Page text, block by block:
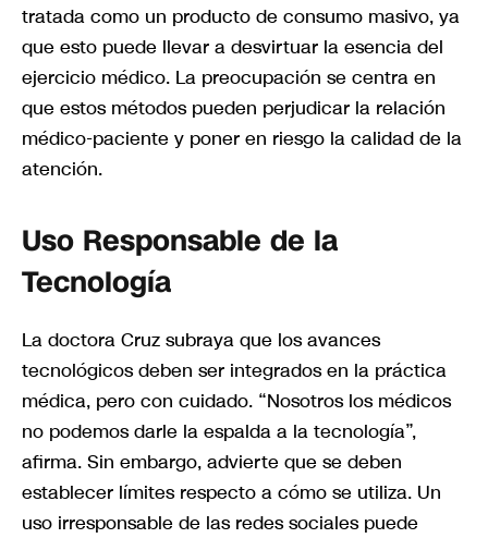
tratada como un producto de consumo masivo, ya
que esto puede llevar a desvirtuar la esencia del
ejercicio médico. La preocupación se centra en
que estos métodos pueden perjudicar la relación
médico-paciente y poner en riesgo la calidad de la
atención.
Uso Responsable de la
Tecnología
La doctora Cruz subraya que los avances
tecnológicos deben ser integrados en la práctica
médica, pero con cuidado. “Nosotros los médicos
no podemos darle la espalda a la tecnología”,
afirma. Sin embargo, advierte que se deben
establecer límites respecto a cómo se utiliza. Un
uso irresponsable de las redes sociales puede